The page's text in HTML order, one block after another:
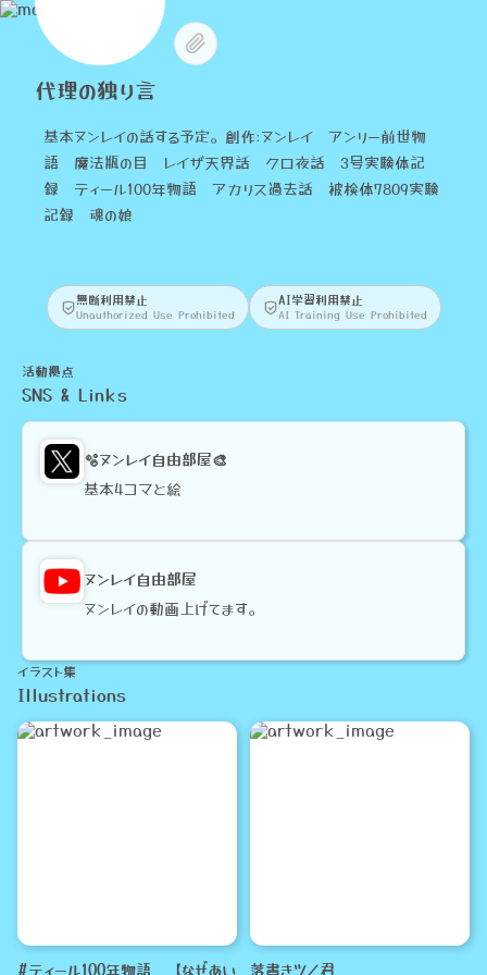
代理の独り言
基本ヌンレイの話する予定。創作:ヌンレイ アンリー前世物
語 魔法瓶の目 レイザ天界話 クロ夜話 3号実験体記
録 ティール100年物語 アカリス過去話 被検体7809実験
記録 魂の娘
無断利用禁止
Unauthorized Use Prohibited
AI学習利用禁止
AI Training Use Prohibited
活動拠点
SNS & Links
🫧ヌンレイ自由部屋🎨
基本4コマと絵
ヌンレイ自由部屋
ヌンレイの動画上げてます。
イラスト集
Illustrations
#ティール100年物語 【なぜあい 落書きツノ君